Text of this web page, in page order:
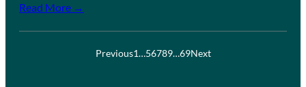
Read More →
Previous1…56789…69Next